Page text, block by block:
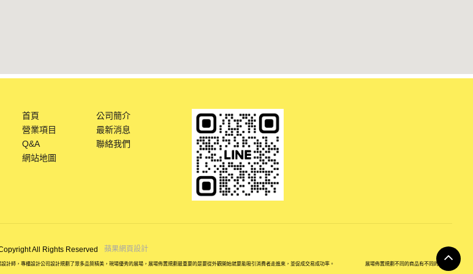
首頁
公司簡介
營業項目
最新消息
Q&A
聯絡我們
網站地圖
All Rights Reserved 蘋果網頁設計
，專櫃設計公司設計規劃了眾多品質精美，現場優秀的展場，展場佈置規劃最重要的是要從外觀開始就要能吸引消費者走進來，並促成交易成功率。 展場佈置規劃不同的商品有不同的展櫃道具形式與